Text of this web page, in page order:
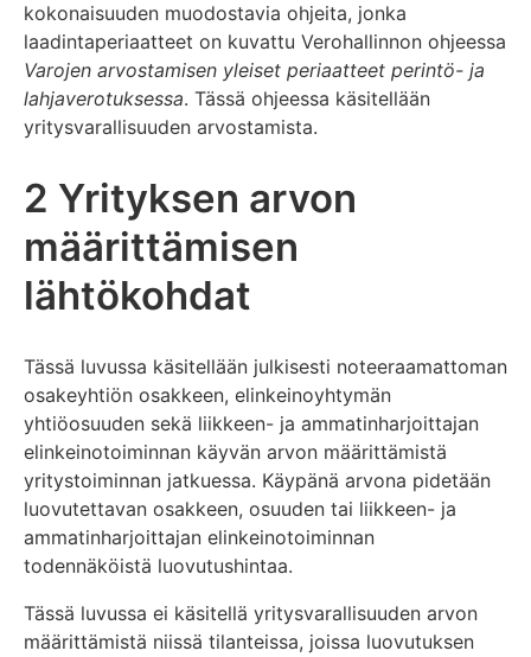
kokonaisuuden muodostavia ohjeita, jonka
laadintaperiaatteet on kuvattu Verohallinnon ohjeessa
Varojen arvostamisen yleiset periaatteet perintö- ja
lahjaverotuksessa. Tässä ohjeessa käsitellään
yritysvarallisuuden arvostamista.
2 Yrityksen arvon
määrittämisen
lähtökohdat
Tässä luvussa käsitellään julkisesti noteeraamattoman
osakeyhtiön osakkeen, elinkeinoyhtymän
yhtiöosuuden sekä liikkeen- ja ammatinharjoittajan
elinkeinotoiminnan käyvän arvon määrittämistä
yritystoiminnan jatkuessa. Käypänä arvona pidetään
luovutettavan osakkeen, osuuden tai liikkeen- ja
ammatinharjoittajan elinkeinotoiminnan
todennäköistä luovutushintaa.
Tässä luvussa ei käsitellä yritysvarallisuuden arvon
määrittämistä niissä tilanteissa, joissa luovutuksen